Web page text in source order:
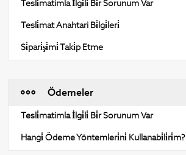
Tesli̇matimla İlgi̇li̇ Bi̇r Sorunum Var
Tesli̇mat Anahtari Bi̇lgi̇leri̇
Si̇pari̇şi̇mi̇ Taki̇p Etme
Ödemeler
Tesli̇matimla İlgi̇li̇ Bi̇r Sorunum Var
Hangi̇ Ödeme Yöntemleri̇ni̇ Kullanabi̇li̇ri̇m?